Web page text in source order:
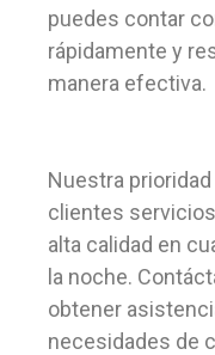
puedes contar
rápidamente y
manera efectiva.
Nuestra
clientes
alta calidad en
la noche.
obtener
necesidades de